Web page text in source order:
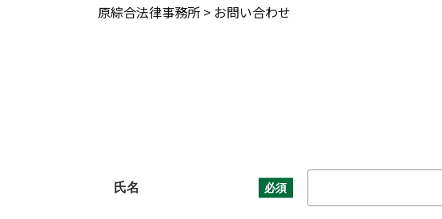
原綜合法律事務所 > お問い合わせ
氏名 必須